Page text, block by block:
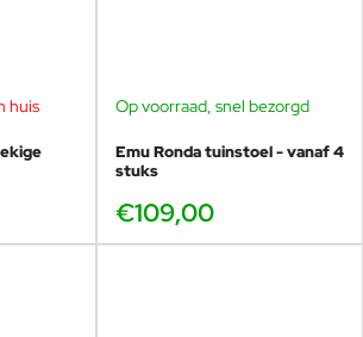
en design
huis Op voorraad, snel bezorgd
Emu Ronda tuinstoel - vanaf 4
stuks
€109,00